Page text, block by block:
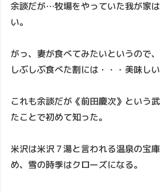
余談だが…牧場をやっていた我が家
い。
がっ、妻が食べてみたいというので
しぶしぶ食べた割には・・・美味しい
これも余談だが《前田慶次》という
たことで初めて知った。
米沢は米沢７湯と言われる温泉の宝
め、雪の時季はクローズになる。